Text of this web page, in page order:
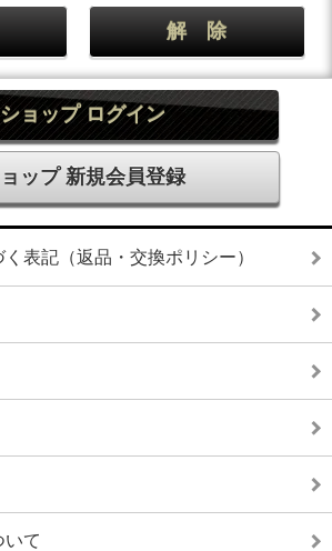
ショップ ログイン
ップ 新規会員登録
表記（返品・交換ポリシー）
いて